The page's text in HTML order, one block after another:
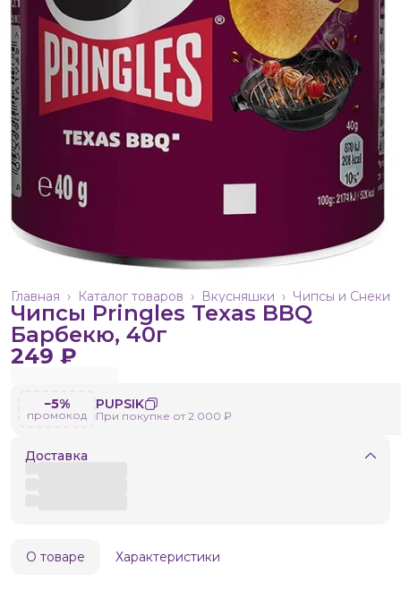
Чипсы и Снеки
Вкусняшки ›
Каталог товаров ›
Главная ›
Чипсы Pringles Texas BBQ
Барбекю, 40г
249 ₽
−5%
промокод
PUPSIK
При покупке от 2 000 ₽
Доставка
О товаре Характеристики